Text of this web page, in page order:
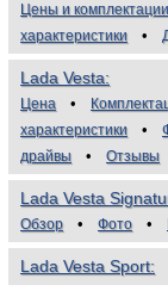
Цены и комплектации
характеристики
Lada Vesta
Цена
характеристики
драйвы
Отзывы
Lada Vesta
Обзор Фото
Lada Vesta Sport